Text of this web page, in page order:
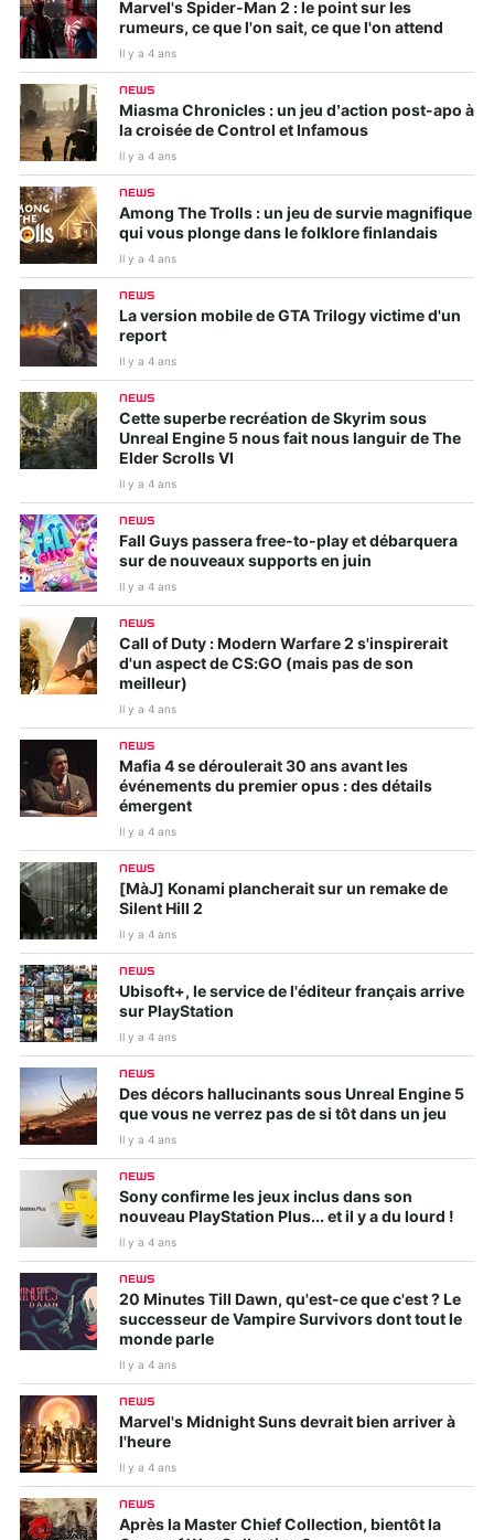
Marvel's Spider-Man 2 : le point sur les
rumeurs, ce que l'on sait, ce que l'on attend
Il y a 4 ans
NEWS
Miasma Chronicles : un jeu d’action post-apo à
la croisée de Control et Infamous
Il y a 4 ans
NEWS
Among The Trolls : un jeu de survie magnifique
qui vous plonge dans le folklore finlandais
Il y a 4 ans
NEWS
La version mobile de GTA Trilogy victime d'un
report
Il y a 4 ans
NEWS
Cette superbe recréation de Skyrim sous
Unreal Engine 5 nous fait nous languir de The
Elder Scrolls VI
Il y a 4 ans
NEWS
Fall Guys passera free-to-play et débarquera
sur de nouveaux supports en juin
Il y a 4 ans
NEWS
Call of Duty : Modern Warfare 2 s'inspirerait
d'un aspect de CS:GO (mais pas de son
meilleur)
Il y a 4 ans
NEWS
Mafia 4 se déroulerait 30 ans avant les
événements du premier opus : des détails
émergent
Il y a 4 ans
NEWS
[MàJ] Konami plancherait sur un remake de
Silent Hill 2
Il y a 4 ans
NEWS
Ubisoft+, le service de l'éditeur français arrive
sur PlayStation
Il y a 4 ans
NEWS
Des décors hallucinants sous Unreal Engine 5
que vous ne verrez pas de si tôt dans un jeu
Il y a 4 ans
NEWS
Sony confirme les jeux inclus dans son
nouveau PlayStation Plus... et il y a du lourd !
Il y a 4 ans
NEWS
20 Minutes Till Dawn, qu'est-ce que c'est ? Le
successeur de Vampire Survivors dont tout le
monde parle
Il y a 4 ans
NEWS
Marvel's Midnight Suns devrait bien arriver à
l'heure
Il y a 4 ans
NEWS
Après la Master Chief Collection, bientôt la